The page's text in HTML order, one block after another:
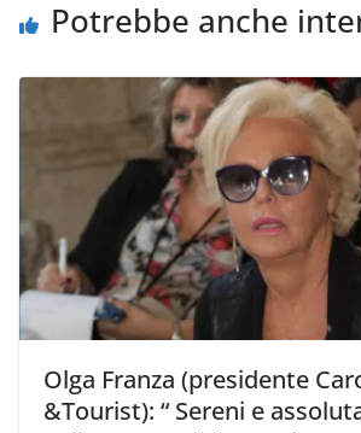
i
Potrebbe anche
Olga Franza (presidente
&Tourist): “ Sereni e